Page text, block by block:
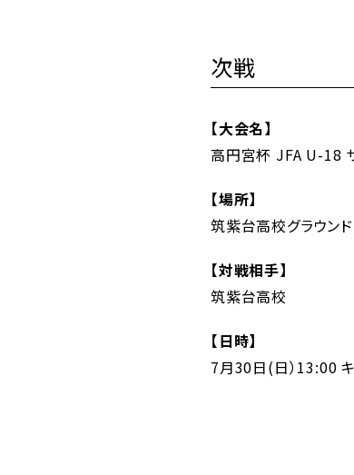
次戦
【大会名】
高円宮杯 JFA U-18
【場所】
筑紫台高校グラウンド
【対戦相手】
筑紫台高校
【日時】
7月30日(日）13:00